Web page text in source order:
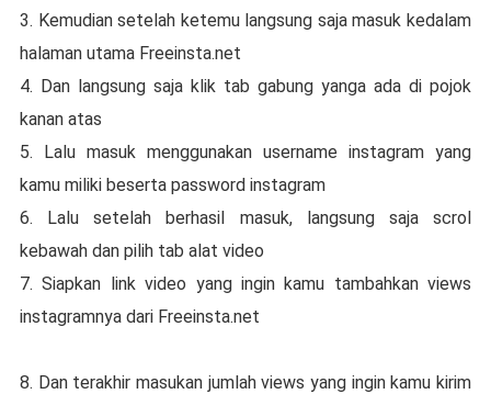
3. Kemudian setelah ketemu langsung saja masuk kedalam
halaman utama Freeinsta.net
4. Dan langsung saja klik tab gabung yanga ada di pojok
kanan atas
5. Lalu masuk menggunakan username instagram yang
kamu miliki beserta password instagram
6. Lalu setelah berhasil masuk, langsung saja scrol
kebawah dan pilih tab alat video
7. Siapkan link video yang ingin kamu tambahkan views
instagramnya dari Freeinsta.net
8. Dan terakhir masukan jumlah views yang ingin kamu kirim